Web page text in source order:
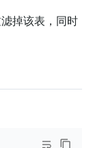
掉该表，同时